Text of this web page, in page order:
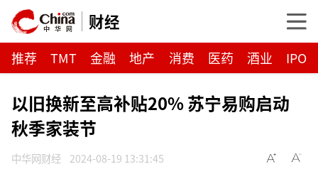
财经
推荐 TMT 金融 地产 消费 医药 酒业 IPO
以旧换新至高补贴20% 苏宁易购启动
秋季家装节
中华网财经 2024-08-19 13:31:45